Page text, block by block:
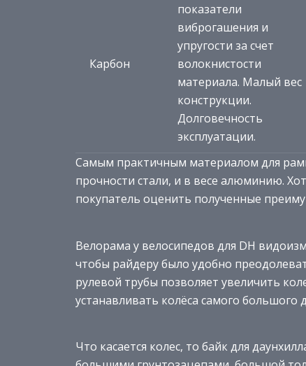
Карбон
показатели
виброгашения и
упругости за счет
волокнистости
материала. Малый вес
конструкции.
Долговечность
эксплуатации.
Самым практичным материалом для
прочности стали, и в весе алюминию.
покупатель оценить полученные
Велорама у велосипедов для DH
чтобы райдеру было удобно
рулевой трубы позволяет увеличить
устанавливать колёса самого большого
Что касается колес, то байк для